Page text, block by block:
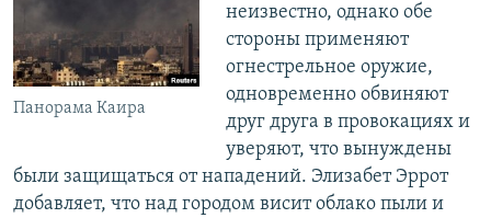
Панорама Каира
неизвестно, однако обе
стороны применяют
огнестрельное оружие,
одновременно обвиняют
друг друга в провокациях и
уверяют, что вынуждены
были защищаться от нападений. Элизабет Эррот
добавляет, что над городом висит облако пыли и